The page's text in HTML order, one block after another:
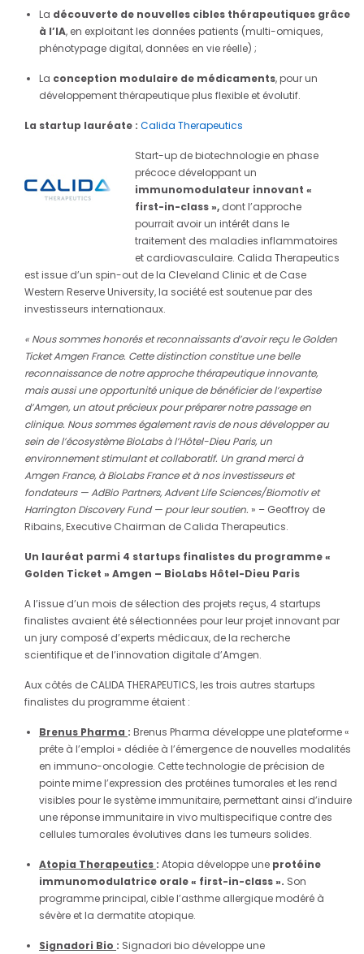
La découverte de nouvelles cibles thérapeutiques grâce
à l’IA, en exploitant les données patients (multi-omiques,
phénotypage digital, données en vie réelle) ;
La conception modulaire de médicaments, pour un
développement thérapeutique plus flexible et évolutif.
La startup lauréate : Calida Therapeutics
Start-up de biotechnologie en phase
précoce développant un
immunomodulateur innovant «
first-in-class », dont l’approche
pourrait avoir un intérêt dans le
traitement des maladies inflammatoires
et cardiovasculaire. Calida Therapeutics
est issue d’un spin-out de la Cleveland Clinic et de Case
Western Reserve University, la société est soutenue par des
investisseurs internationaux.
« Nous sommes honorés et reconnaissants d’avoir reçu le Golden
Ticket Amgen France. Cette distinction constitue une belle
reconnaissance de notre approche thérapeutique innovante,
mais aussi une opportunité unique de bénéficier de l’expertise
d’Amgen, un atout précieux pour préparer notre passage en
clinique. Nous sommes également ravis de nous développer au
sein de l’écosystème BioLabs à l’Hôtel-Dieu Paris, un
environnement stimulant et collaboratif. Un grand merci à
Amgen France, à BioLabs France et à nos investisseurs et
fondateurs — AdBio Partners, Advent Life Sciences/Biomotiv et
Harrington Discovery Fund — pour leur soutien. » – Geoffroy de
Ribains, Executive Chairman de Calida Therapeutics.
Un lauréat parmi 4 startups finalistes du programme «
Golden Ticket » Amgen – BioLabs Hôtel-Dieu Paris
A l’issue d’un mois de sélection des projets reçus, 4 startups
finalistes avaient été sélectionnées pour leur projet innovant par
un jury composé d’experts médicaux, de la recherche
scientifique et de l’innovation digitale d’Amgen.
Aux côtés de CALIDA THERAPEUTICS, les trois autres startups
finalistes du programme étaient :
Brenus Pharma : Brenus Pharma développe une plateforme «
prête à l’emploi » dédiée à l’émergence de nouvelles modalités
en immuno-oncologie. Cette technologie de précision de
pointe mime l’expression des protéines tumorales et les rend
visibles pour le système immunitaire, permettant ainsi d’induire
une réponse immunitaire in vivo multispecifique contre des
cellules tumorales évolutives dans les tumeurs solides.
Atopia Therapeutics : Atopia développe une protéine
immunomodulatrice orale « first-in-class ». Son
programme principal, cible l’asthme allergique modéré à
sévère et la dermatite atopique.
Signadori Bio : Signadori bio développe une